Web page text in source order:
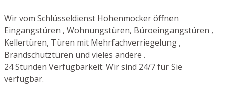
Wir vom Schlüsseldienst Hohenmocker öffnen
Eingangstüren , Wohnungstüren, Büroeingangstüren ,
Kellertüren, Türen mit Mehrfachverriegelung ,
Brandschutztüren und vieles andere .
24 Stunden Verfügbarkeit: Wir sind 24/7 für Sie
verfügbar.